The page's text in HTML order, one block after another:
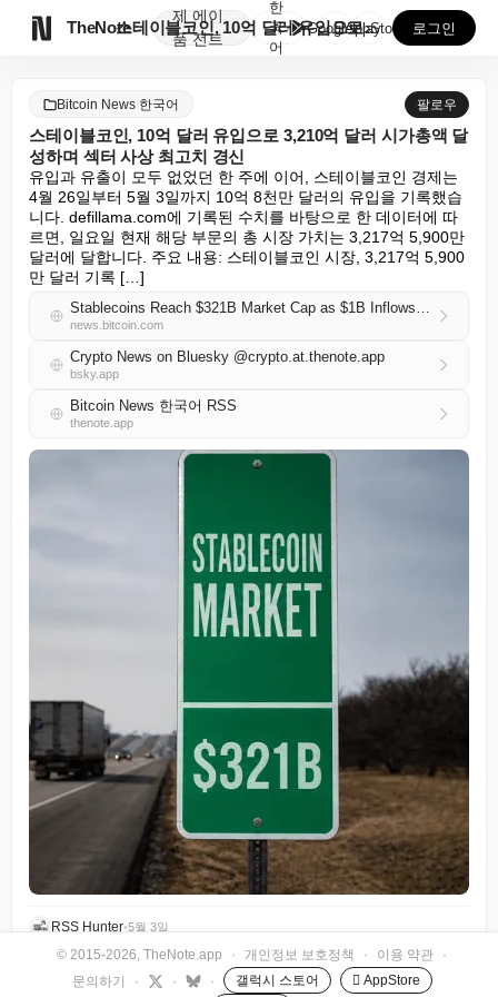
TheNote
제
품
에이
전트
스테이블코인, 10억 달러 유입으로 3,210억 달러 ...
한
국
어
GooglePlay
AppStore 로그인
Bitcoin News 한국어 팔로우
스테이블코인, 10억 달러 유입으로 3,210억 달러 시가총액 달
성하며 섹터 사상 최고치 경신
유입과 유출이 모두 없었던 한 주에 이어, 스테이블코인 경제는
4월 26일부터 5월 3일까지 10억 8천만 달러의 유입을 기록했습
니다. defillama.com에 기록된 수치를 바탕으로 한 데이터에 따
르면, 일요일 현재 해당 부문의 총 시장 가치는 3,217억 5,900만
달러에 달합니다. 주요 내용: 스테이블코인 시장, 3,217억 5,900
만 달러 기록 […]
Stablecoins Reach $321B Market Cap as $1B Inflows Lift Sector to New High
news.bitcoin.com
Crypto News on Bluesky @crypto.at.thenote.app
bsky.app
Bitcoin News 한국어 RSS
thenote.app
RSS Hunter•5월 3일
© 2015-2026, TheNote.app · 개인정보 보호정책 · 이용 약관
·
문의하기
· · · 갤럭시 스토어  AppStore